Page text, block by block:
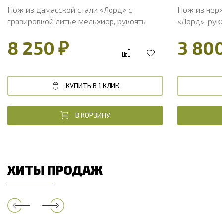
Нож из дамасской стали «Лорд» с
гравировкой литье мельхиор, рукоять
8 250 ₽
КУПИТЬ В 1 КЛИК
В КОРЗИНУ
Нож из
«Лорд»,
3
ХИТЫ ПРОДАЖ